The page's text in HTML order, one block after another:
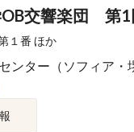
OB交響楽団 第
１番 ほか
ンター（ソフィア・